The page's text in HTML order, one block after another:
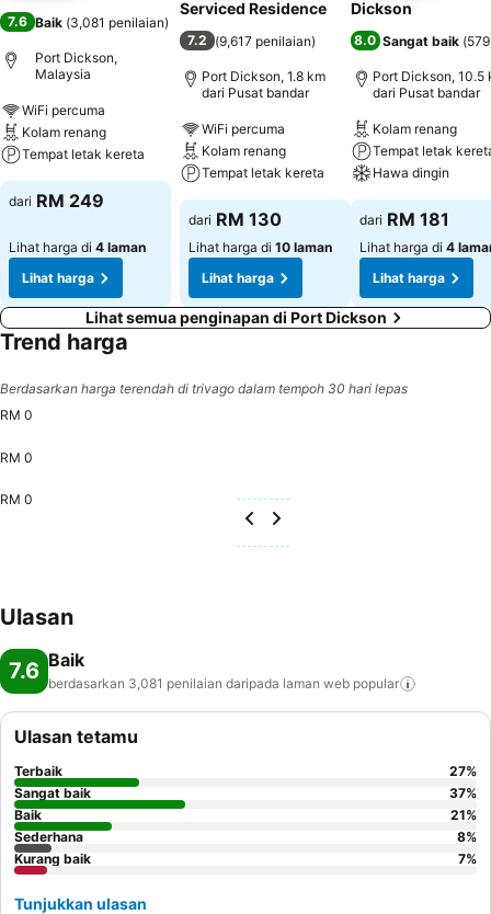
7.6 Baik (3,081 penilaian)
Port Dickson,
Malaysia
WiFi percuma
Kolam renang
Tempat letak kereta
dari RM 249
Lihat harga di 4 laman
Lihat harga
Serviced Residence
7.2 (9,617 penilaian)
Port Dickson, 1.8 km
dari Pusat bandar
WiFi percuma
Kolam renang
Tempat letak kereta
dari RM 130
Lihat harga di 10 laman
Lihat harga
Dickson
8.0 Sangat baik (
Port Dickson, 10.5
dari Pusat bandar
Kolam renang
Tempat letak
Hawa dingin
dari RM 181
Lihat harga di 4
Lihat harga
Lihat semua penginapan di Port Dickson
Trend harga
Berdasarkan harga terendah di trivago dalam tempoh 30 hari lepas
RM 0
RM 0
RM 0
Ulasan
7.6 Baik
berdasarkan 3,081 penilaian daripada laman web popular
Ulasan tetamu
Terbaik 27%
Sangat baik
37%
Baik
21%
Sederhana
8%
Kurang baik
7%
Tunjukkan ulasan